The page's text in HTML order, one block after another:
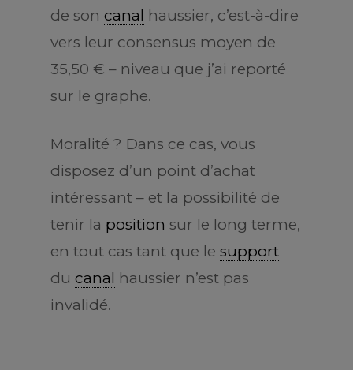
de son canal haussier, c’est-à-dire
vers leur consensus moyen de
35,50 € – niveau que j’ai reporté
sur le graphe.
Moralité ? Dans ce cas, vous
disposez d’un point d’achat
intéressant – et la possibilité de
tenir la position sur le long terme,
en tout cas tant que le support
du canal haussier n’est pas
invalidé.